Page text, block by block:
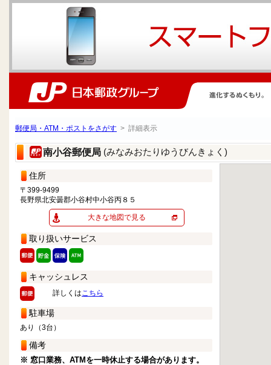
郵便局・ATM・ポストをさがす > 詳細表示
南小谷郵便局 (みなみおたりゆうびんきょく)
住所
〒399-9499
長野県北安曇郡小谷村中小谷丙８５
大きな地図で見る
取り扱いサービス
キャッシュレス
詳しくはこちら
駐車場
あり（3台）
備考
※ 窓口業務、ATMを一時休止する場合があります。